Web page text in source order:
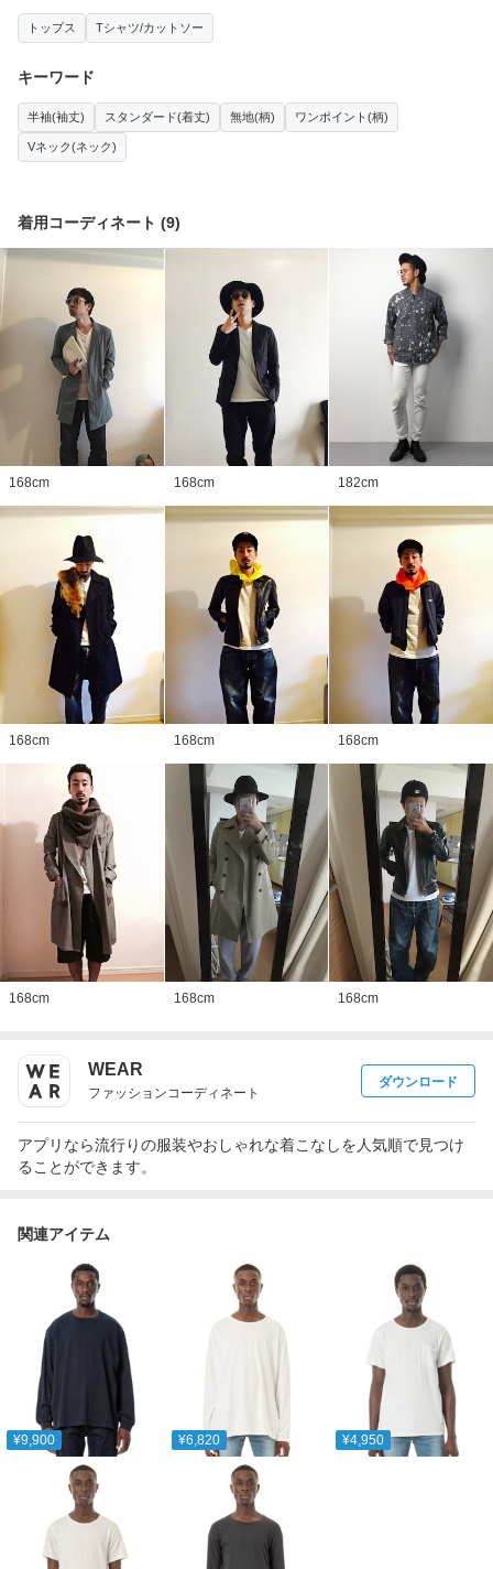
トップス Tシャツ/カットソー
キーワード
半袖(袖丈) スタンダード(着丈) 無地(柄) ワンポイント(柄)
Vネック(ネック)
着用コーディネート (9)
168cm 168cm 182cm
168cm 168cm 168cm
168cm 168cm 168cm
WEAR
ファッションコーディネート
ダウンロード
アプリなら流行りの服装やおしゃれな着こなしを人気順で見つけ
ることができます。
関連アイテム
¥9,900 ¥6,820 ¥4,950